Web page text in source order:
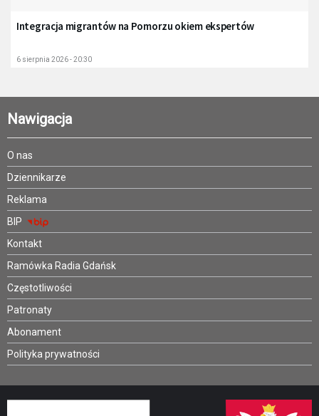
Integracja migrantów na Pomorzu okiem ekspertów
6 sierpnia 2026 - 20:30
Nawigacja
O nas
Dziennikarze
Reklama
BIP
Kontakt
Ramówka Radia Gdańsk
Częstotliwości
Patronaty
Abonament
Polityka prywatności